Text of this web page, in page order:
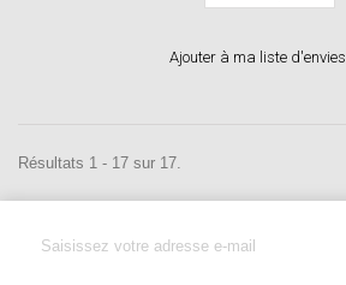
Ajouter à ma liste d'envies
Résultats 1 - 17 sur 17.